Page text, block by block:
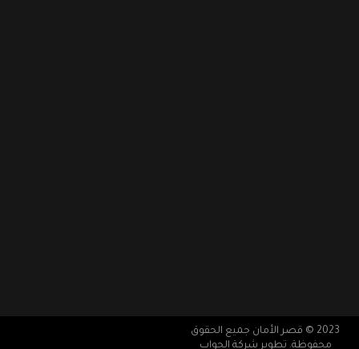
2023 © قصر الأمان جميع الحقوق
محفوظة. تطوير شركة الجواب